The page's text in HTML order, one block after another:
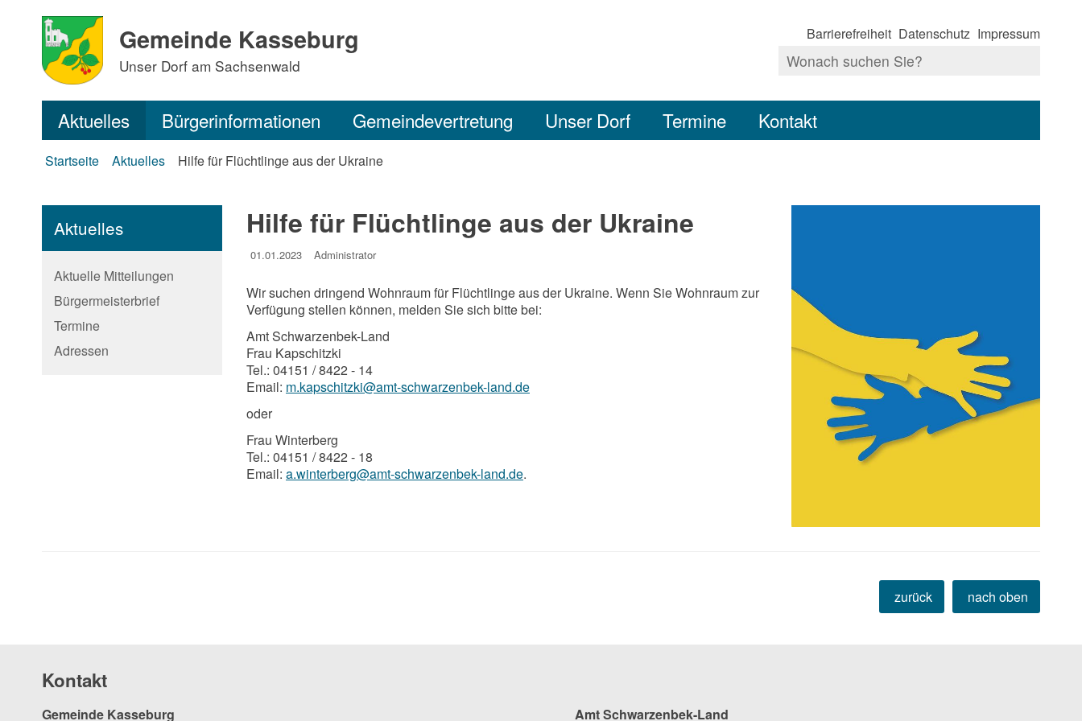
Gemeinde Kasseburg
Unser Dorf am Sachsenwald
Barrierefreiheit Datenschutz Impressum
Aktuelles Bürgerinformationen Gemeindevertretung Unser Dorf Termine Kontakt
Startseite Aktuelles Hilfe für Flüchtlinge aus der Ukraine
Aktuelles
Aktuelle Mitteilungen
Bürgermeisterbrief
Termine
Adressen
Hilfe für Flüchtlinge aus der Ukraine
01.01.2023 Administrator
Wir suchen dringend Wohnraum für Flüchtlinge aus der Ukraine. Wenn Sie Wohnraum zur
Verfügung stellen können, melden Sie sich bitte bei:
Amt Schwarzenbek-Land
Frau Kapschitzki
Tel.: 04151 / 8422 - 14
Email: m.kapschitzki@amt-schwarzenbek-land.de
oder
Frau Winterberg
Tel.: 04151 / 8422 - 18
Email: a.winterberg@amt-schwarzenbek-land.de.
zurück nach oben
Kontakt
Gemeinde Kasseburg Amt Schwarzenbek-Land